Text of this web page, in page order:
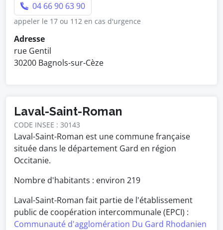
04 66 90 63 90
appeler le 17 ou 112 en cas d'urgence
Adresse
rue Gentil
30200 Bagnols-sur-Cèze
Laval-Saint-Roman
CODE INSEE : 30143
Laval-Saint-Roman est une commune française
située dans le département Gard en région
Occitanie.
Nombre d'habitants : environ 219
Laval-Saint-Roman fait partie de l'établissement
public de coopération intercommunale (EPCI) :
Communauté d'agglomération Du Gard Rhodanien